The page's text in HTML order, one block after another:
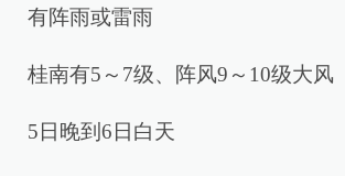
有阵雨或雷雨
桂南有5～7级、阵风9～10级大风
5日晚到6日白天